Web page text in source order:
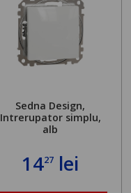
Sedna Design,
Intrerupator simplu,
alb
1427 lei